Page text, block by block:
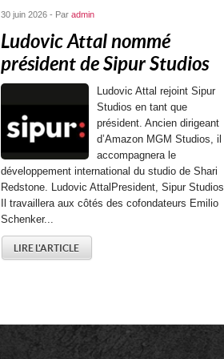
30 juin 2026 - Par admin
Ludovic Attal nommé
président de Sipur Studios
Ludovic Attal rejoint Sipur
Studios en tant que
président. Ancien dirigeant
d’Amazon MGM Studios, il
accompagnera le
développement international du studio de Shari
Redstone. Ludovic AttalPresident, Sipur Studios
Il travaillera aux côtés des cofondateurs Emilio
Schenker...
LIRE L'ARTICLE